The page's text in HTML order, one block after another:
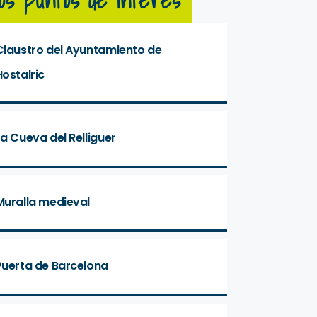
del Ayuntamiento de
Cueva del Relliguer
medieval
de Barcelona